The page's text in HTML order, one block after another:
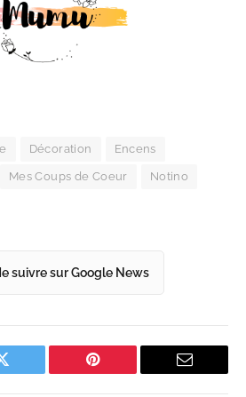
Décoration Encens
Mes Coups de Coeur Notino
suivre sur Google News
Twitter Pinterest Email